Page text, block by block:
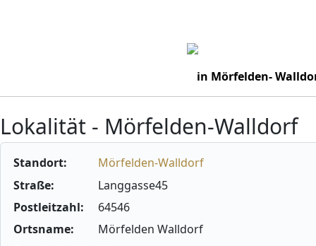
in Mörfelden-
Lokalität - Mörfelden-Walldorf
Standort:
Mörfelden-Walldorf
Straße:
Langgasse45
Postleitzahl:
64546
Ortsname:
Mörfelden Walldorf